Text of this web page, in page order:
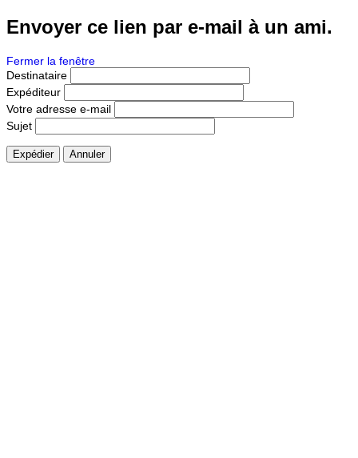
Envoyer ce lien par e-mail à un ami.
Fermer la fenêtre
Destinataire
Expéditeur
Votre adresse e-mail
Sujet
Expédier Annuler